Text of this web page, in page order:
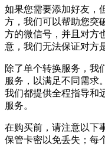
如果您需要添加好友，
方，我们可以帮助您突
方的微信号，并且对方
意，我们无法保证对方
除了单个转换服务，我
服务，以满足不同需求
我们都提供全程指导和
服务。
在购买前，请注意以下
保管卡密以免丢失；每